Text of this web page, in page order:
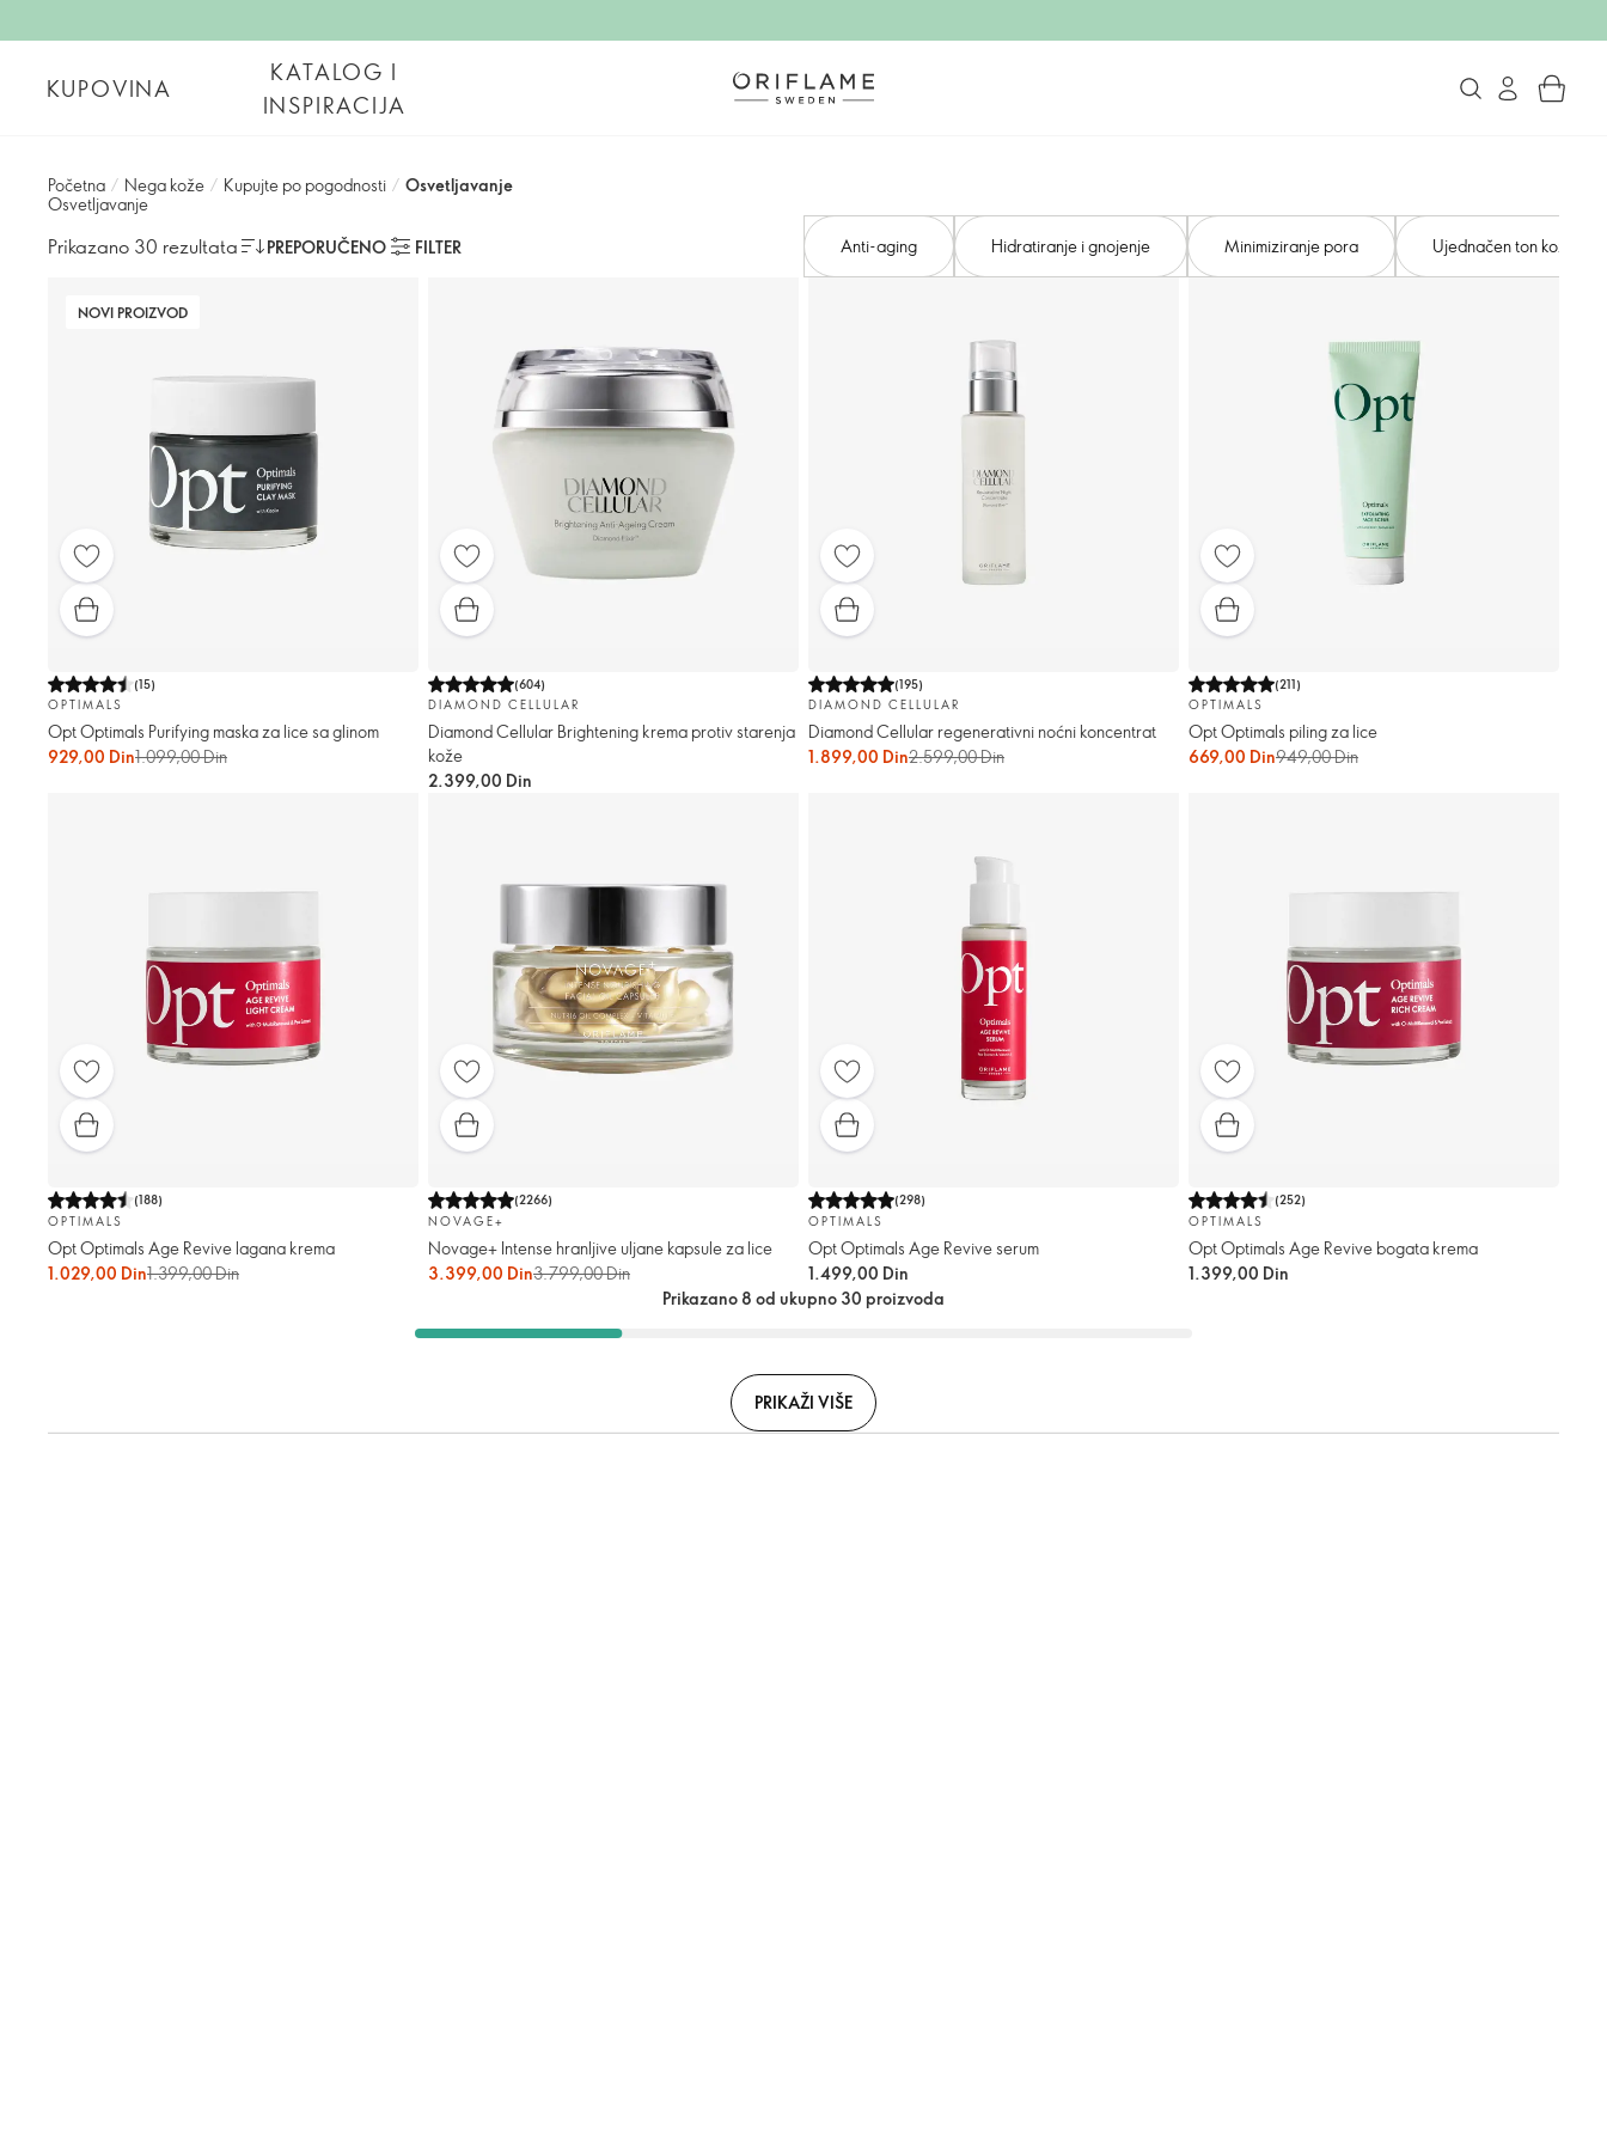
KUPOVINA
KATALOG I
INSPIRACIJA
Početna / Nega kože / Kupujte po pogodnosti / Osvetljavanje
Osvetljavanje
Prikazano 30 rezultata PREPORUČENO FILTER Anti-aging Hidratiranje i gnojenje Minimiziranje pora Ujednačen ton kože
NOVI PROIZVOD
(15)
OPTIMALS
Opt Optimals Purifying maska ​​za lice sa glinom
929,00 Din1.099,00 Din
(604)
DIAMOND CELLULAR
Diamond Cellular Brightening krema protiv starenja
kože
2.399,00 Din
(195)
DIAMOND CELLULAR
Diamond Cellular regenerativni noćni koncentrat
1.899,00 Din2.599,00 Din
(211)
OPTIMALS
Opt Optimals piling za lice
669,00 Din949,00 Din
(188)
OPTIMALS
Opt Optimals Age Revive lagana krema
1.029,00 Din1.399,00 Din
(2266)
NOVAGE+
Novage+ Intense hranljive uljane kapsule za lice
3.399,00 Din3.799,00 Din
(298)
OPTIMALS
Opt Optimals Age Revive serum
1.499,00 Din
(252)
OPTIMALS
Opt Optimals Age Revive bogata krema
1.399,00 Din
Prikazano 8 od ukupno 30 proizvoda
PRIKAŽI VIŠE